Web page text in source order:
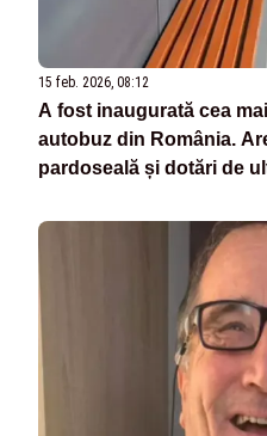
15 feb. 2026, 08:12
A fost inaugurată cea
autobuz din România.
pardoseală și dotări de